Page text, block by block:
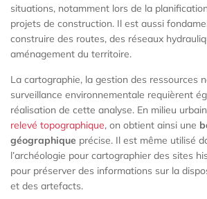
situations, notamment lors de la
projets de construction. Il est aussi
construire des routes, des réseaux
aménagement du territoire.
La cartographie, la gestion des ressources
surveillance environnementale requièrent
réalisation de cette analyse. En milieu
relevé topographique, on obtient ainsi une
géographique précise. Il est même utilisé
l’archéologie pour cartographier des sites
pour préserver des informations sur la
et des artefacts.